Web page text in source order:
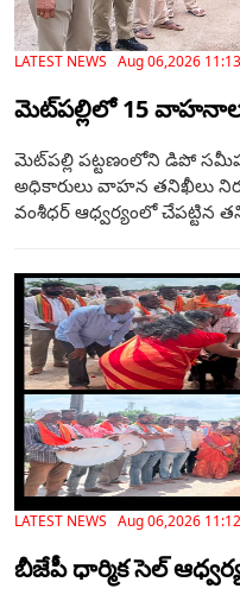
LATEST NEWS Aug 06,2026
మెట్‌పల్లిలో 15
మెట్‌పల్లి పట్టణంలోని డిపో
అధికారులు వాహన తనిఖీలు
వంశీధర్ ఆధ్వర్యంలో చేపట్టిన
LATEST NEWS Aug 06,2026
బీజేపీ ధార్మిక సెల్